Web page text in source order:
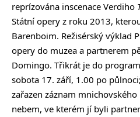
reprízována inscenace Verdiho
Státní opery z roku 2013,
Barenboim. Režisérský výklad
opery do muzea a partnerem
Domingo. Třikrát je do
sobota 17. září, 1.00 po
zařazen záznam
nebem, ve kterém jí byli